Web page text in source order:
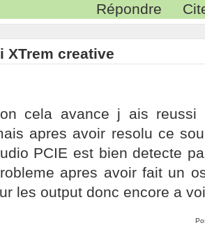
Répondre
XTrem creative
cela avance j ais reussi
apres avoir resolu ce
PCIE est bien detecte
apres avoir fait un
les output donc encore a